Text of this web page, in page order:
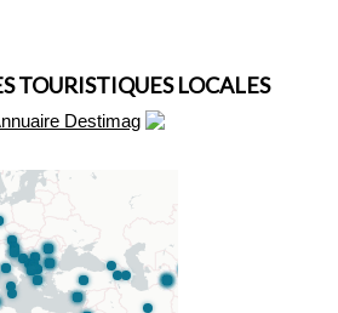
TOURISTIQUES LOCALES